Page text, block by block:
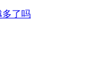
多了吗